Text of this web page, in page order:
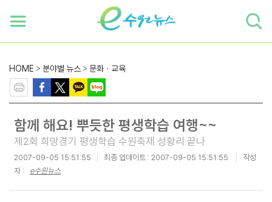
HOME > 분야별 뉴스 > 문화ㆍ교육
함께 해요! 뿌듯한 평생학습 여행~~
제2회 희망경기 평생학습 수원축제 성황리 끝나
2007-09-05 15:51:55 최종 업데이트 : 2007-09-05 15:51:55
작성
자 : e수원뉴스